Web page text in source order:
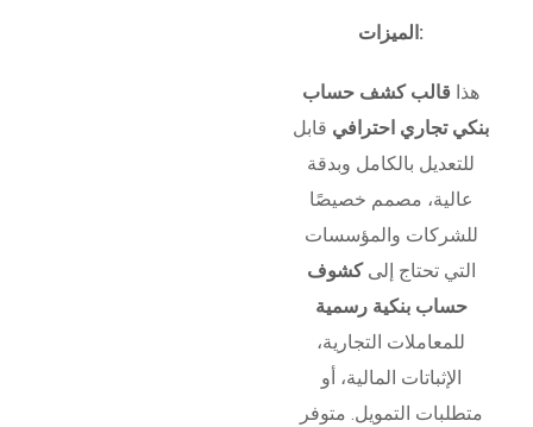
الميزات:
هذا قالب كشف حساب
بنكي تجاري احترافي قابل
للتعديل بالكامل وبدقة
عالية، مصمم خصيصًا
للشركات والمؤسسات
التي تحتاج إلىكشوف
حساب بنكية رسمية
للمعاملات التجارية،
الإثباتات المالية، أو
متطلبات التمويل. متوفر